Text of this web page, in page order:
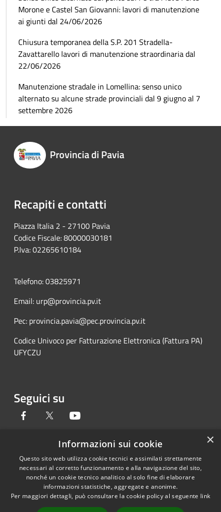
Morone e Castel San Giovanni: lavori di manutenzione
ai giunti dal 24/06/2026
Chiusura temporanea della S.P. 201 Stradella-
Zavattarello lavori di manutenzione straordinaria dal
22/06/2026
Manutenzione stradale in Lomellina: senso unico
alternato su alcune strade provinciali dal 9 giugno al 7
settembre 2026
Provincia di Pavia
Recapiti e contatti
Piazza Italia 2 - 27100 Pavia
Codice Fiscale: 80000030181
P.Iva: 02265610184
Telefono: 03825971
Email: urp@provincia.pv.it
Pec: provincia.pavia@pec.provincia.pv.it
Codice Univoco per Fatturazione Elettronica (Fattura PA)
UFYCZU
Seguici su
Facebook Twitter
RSS
Accessibilità
Cookie
Copyright © 2026 • Provincia di
Pavia • Powered by
Municipium•Accesso
redazione
×
Informazioni sui cookie
Questo sito web utilizza cookie tecnici e assimilati strettamente
necessari al corretto funzionamento e alla navigazione del sito,
nonché un cookie tecnico analitico al solo fine di elaborare
informazioni statistiche, aggregate e anonime.
Per maggiori dettagli, può consultare la cookie policy al seguente link